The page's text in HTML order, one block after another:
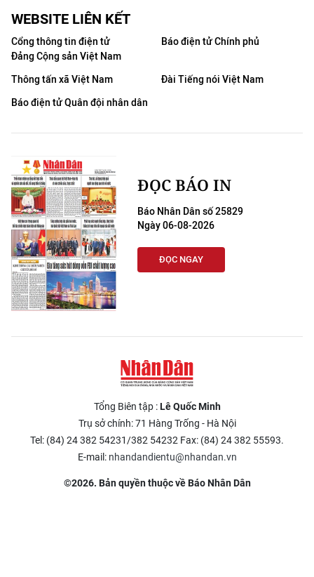
WEBSITE LIÊN KẾT
Cổng thông tin điện tử
Đảng Cộng sản Việt Nam
Báo điện tử Chính phủ
Thông tấn xã Việt Nam
Đài Tiếng nói Việt Nam
Báo điện tử Quân đội nhân dân
ĐỌC BÁO IN
Báo Nhân Dân số 25829
Ngày 06-08-2026
ĐỌC NGAY
Tổng Biên tập :Lê Quốc Minh
Trụ sở chính: 71 Hàng Trống - Hà Nội
Tel: (84) 24 382 54231/382 54232 Fax: (84) 24 382 55593.
E-mail: nhandandientu@nhandan.vn
©2026. Bản quyền thuộc về Báo Nhân Dân